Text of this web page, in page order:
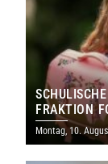
FRAKTION
Montag, 10.